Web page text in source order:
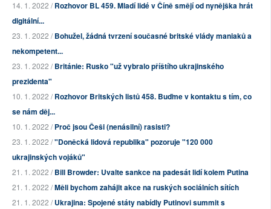
14. 1. 2022 /Rozhovor BL 459. Mladí lidé v Číně smějí od nynějška hrát
digitální...
23. 1. 2022 /Bohužel, žádná tvrzení současné britské vlády maniaků a
nekompetent...
23. 1. 2022 /Británie: Rusko "už vybralo příštího ukrajinského
prezidenta"
10. 1. 2022 /Rozhovor Britských listů 458. Buďme v kontaktu s tím, co
se nám děj...
10. 1. 2022 /Proč jsou Češi (nenásilní) rasisti?
23. 1. 2022 /"Doněcká lidová republika" pozoruje "120 000
ukrajinských vojáků"
21. 1. 2022 /Bill Browder: Uvalte sankce na padesát lidí kolem Putina
21. 1. 2022 /Měli bychom zahájit akce na ruských sociálních sítích
21. 1. 2022 /Ukrajina: Spojené státy nabídly Putinovi summit s